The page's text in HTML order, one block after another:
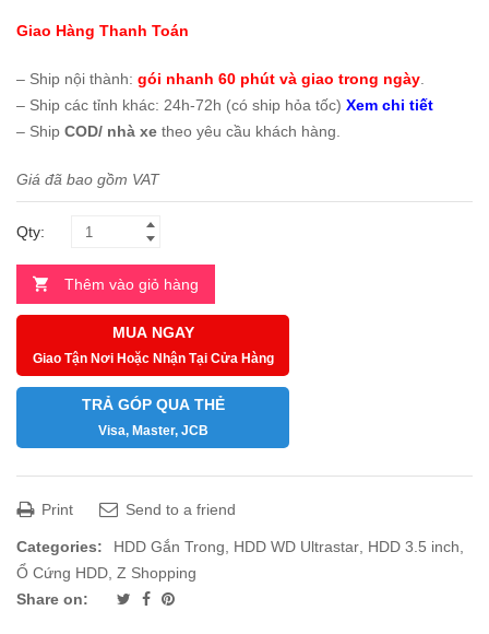
Giao Hàng Thanh Toán
– Ship nội thành: gói nhanh 60 phút và giao trong ngày
– Ship các tỉnh khác: 24h-72h (có ship hỏa tốc) Xem chi tiết
– Ship COD/ nhà xe theo yêu cầu khách hàng.
Giá đã bao gồm VAT
Qty:
Thêm vào giỏ hàng
MUA NGAY
Giao Tận Nơi Hoặc Nhận Tại Cửa Hàng
TRẢ GÓP QUA THẺ
Visa, Master, JCB
Print Send to a friend
Categories: HDD Gắn Trong, HDD WD Ultrastar, HDD 3.5 inch,
Ổ Cứng HDD, Z Shopping
Share on: